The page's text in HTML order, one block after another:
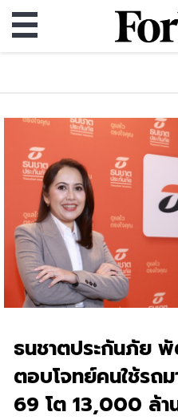
ธนชาตประกันภัย
ตอบโจทย์คนใช้รถ
69 โต 13,000 ล้า